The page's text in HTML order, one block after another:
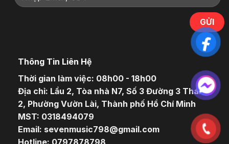
Thông Tin Liên Hệ
Thời gian làm việc: 08h00 - 18h00
Địa chỉ: Lầu 2, Tòa nhà N7, Số 3 Đường 3 Tháng
2, Phường Vườn Lài, Thành phố Hồ Chí Minh
MST: 0318494079
Email: sevenmusic798@gmail.com
Hotline: 0797878798